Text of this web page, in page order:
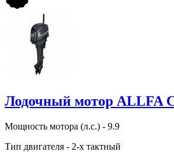
Лодочный мотор ALLFA
Мощность мотора (л.с.) - 9.9
Тип двигателя - 2-х тактный